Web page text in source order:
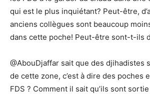
qui est le plus inquiétant? Peut-être,
anciens collègues sont beaucoup
dans cette poche! Peut-être sont-t-ils
@AbouDjaffar sait que des djihadistes
de cette zone, c’est à dire des poches
FDS ? Comment il sait qu’ils sont